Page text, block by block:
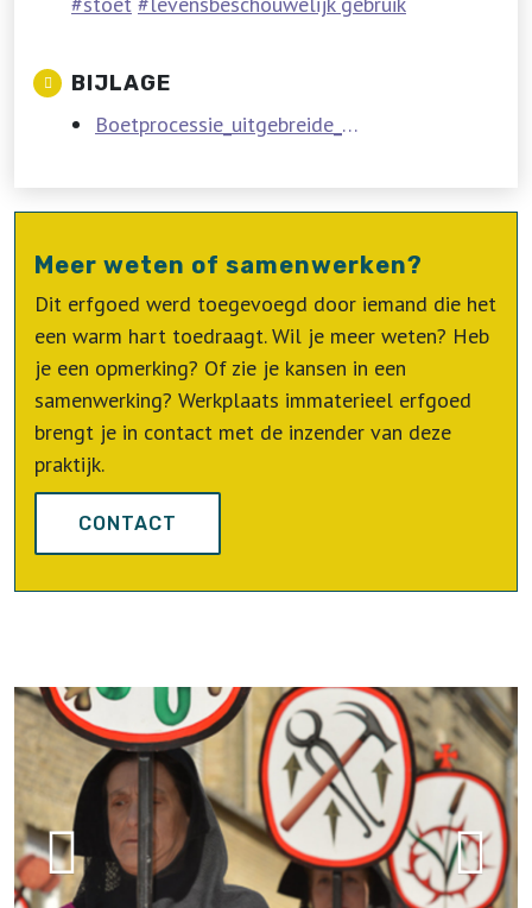
BIJLAGE
Boetprocessie_uitgebreide_beschrijving.pdf
Meer weten of samenwerken?
Dit erfgoed werd toegevoegd door iemand die het
een warm hart toedraagt. Wil je meer weten? Heb
je een opmerking? Of zie je kansen in een
samenwerking? Werkplaats immaterieel erfgoed
brengt je in contact met de inzender van deze
praktijk.
CONTACT